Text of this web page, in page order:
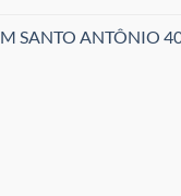
SANTO ANTÔNIO